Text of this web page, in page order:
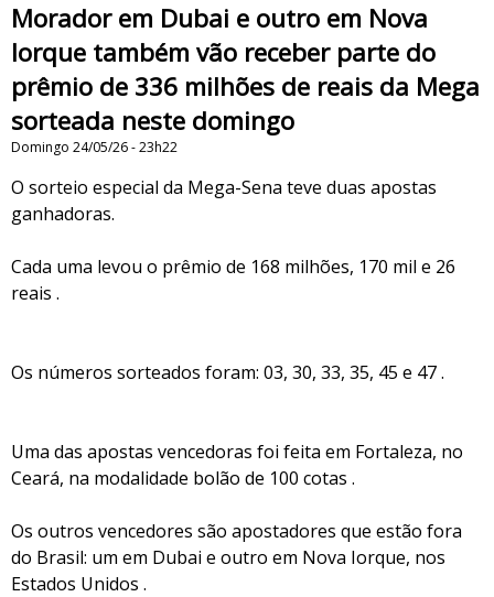
Morador em Dubai e outro em Nova
Iorque também vão receber parte do
prêmio de 336 milhões de reais da Mega
sorteada neste domingo
Domingo 24/05/26 - 23h22
O sorteio especial da Mega-Sena teve duas apostas
ganhadoras.
Cada uma levou o prêmio de 168 milhões, 170 mil e 26
reais .
Os números sorteados foram: 03, 30, 33, 35, 45 e 47 .
Uma das apostas vencedoras foi feita em Fortaleza, no
Ceará, na modalidade bolão de 100 cotas .
Os outros vencedores são apostadores que estão fora
do Brasil: um em Dubai e outro em Nova Iorque, nos
Estados Unidos .